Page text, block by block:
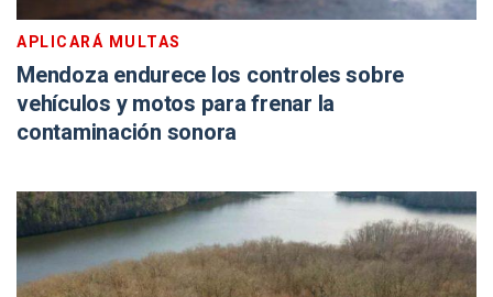
APLICARÁ MULTAS
Mendoza endurece los controles sobre
vehículos y motos para frenar la
contaminación sonora